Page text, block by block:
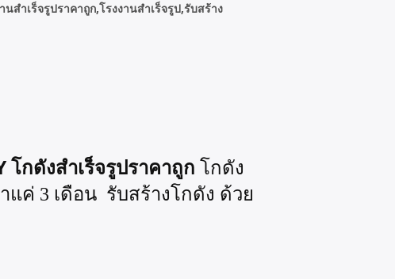
สำเร็จรูปราคาถูก,โรงงานสำเร็จรูป,รับสร้าง
กดังสำเร็จรูปราคาถูก โกดัง
แค่ 3 เดือน รับสร้างโกดัง ด้วย